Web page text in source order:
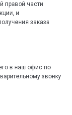
правой части
и
заказа
в наш офис по
звонку